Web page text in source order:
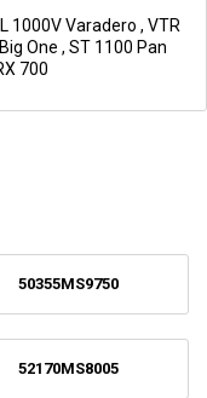
1000V Varadero , VTR
One , ST 1100 Pan
700
50355MS9750
52170MS8005